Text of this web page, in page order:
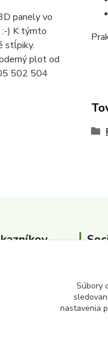
panely vo
:-) K týmto
stĺpiky.
plot od
502 504
Súbory
nastavenia